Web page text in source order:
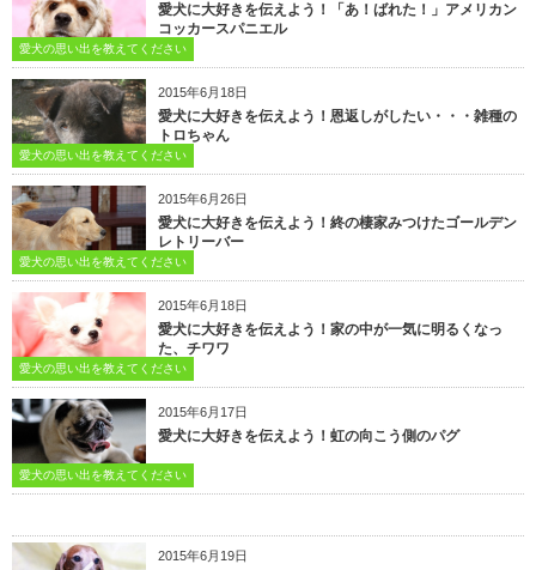
愛犬の思い出を教えてください
愛犬に大好きを伝えよう！「あ！ばれた！」アメリカン
コッカースパニエル
2015年6月18日
愛犬の思い出を教えてください
愛犬に大好きを伝えよう！恩返しがしたい・・・雑種の
トロちゃん
2015年6月26日
愛犬の思い出を教えてください
愛犬に大好きを伝えよう！終の棲家みつけたゴールデン
レトリーバー
2015年6月18日
愛犬の思い出を教えてください
愛犬に大好きを伝えよう！家の中が一気に明るくなっ
た、チワワ
2015年6月17日
愛犬の思い出を教えてください
愛犬に大好きを伝えよう！虹の向こう側のパグ
2015年6月19日